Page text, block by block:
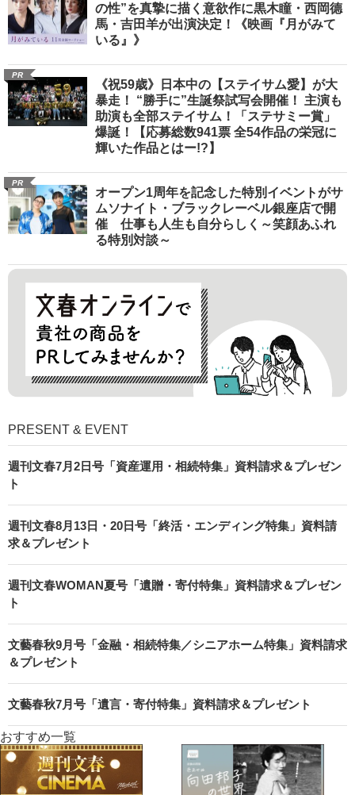
の性”を真摯に描く意欲作に黒木瞳・西岡德
馬・吉田羊が出演決定！《映画『月がみて
いる』》
PR
《祝59歳》日本中の【ステイサム愛】が大
暴走！ “勝手に”生誕祭試写会開催！ 主演も
助演も全部ステイサム！「ステサミー賞」
爆誕！【応募総数941票 全54作品の栄冠に
輝いた作品とはー!?】
PR
オープン1周年を記念した特別イベントがサ
ムソナイト・ブラックレーベル銀座店で開
催 仕事も人生も自分らしく～笑顔あふれ
る特別対談～
PRESENT & EVENT
週刊文春7月2日号「資産運用・相続特集」資料請求＆プレゼン
ト
週刊文春8月13日・20日号「終活・エンディング特集」資料請
求＆プレゼント
週刊文春WOMAN夏号「遺贈・寄付特集」資料請求＆プレゼン
ト
文藝春秋9月号「金融・相続特集／シニアホーム特集」資料請求
＆プレゼント
文藝春秋7月号「遺言・寄付特集」資料請求＆プレゼント
おすすめ一覧